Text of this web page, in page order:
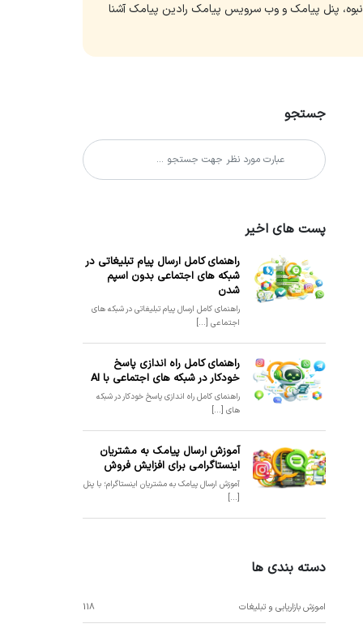
پنل پیامک و وب سرویس پیامک رادین پیامک آشنا
جستجو
پست های اخیر
راهنمای کامل ارسال پیام تبلیغاتی در
شبکه های اجتماعی بدون اسپم
شدن
راهنمای کامل ارسال پیام تبلیغاتی در شبکه های
اجتماعی [...]
راهنمای کامل راه اندازی پاسخ
خودکار در شبکه های اجتماعی با AI
راهنمای کامل راه اندازی پاسخ خودکار در شبکه
های [...]
آموزش ارسال پیامک به مشتریان
اینستاگرامی برای افزایش فروش
آموزش ارسال پیامک به مشتریان اینستاگرام؛ با پنل
[...]
دسته بندی ها
اموزش بازاریابی و تبلیغات 118